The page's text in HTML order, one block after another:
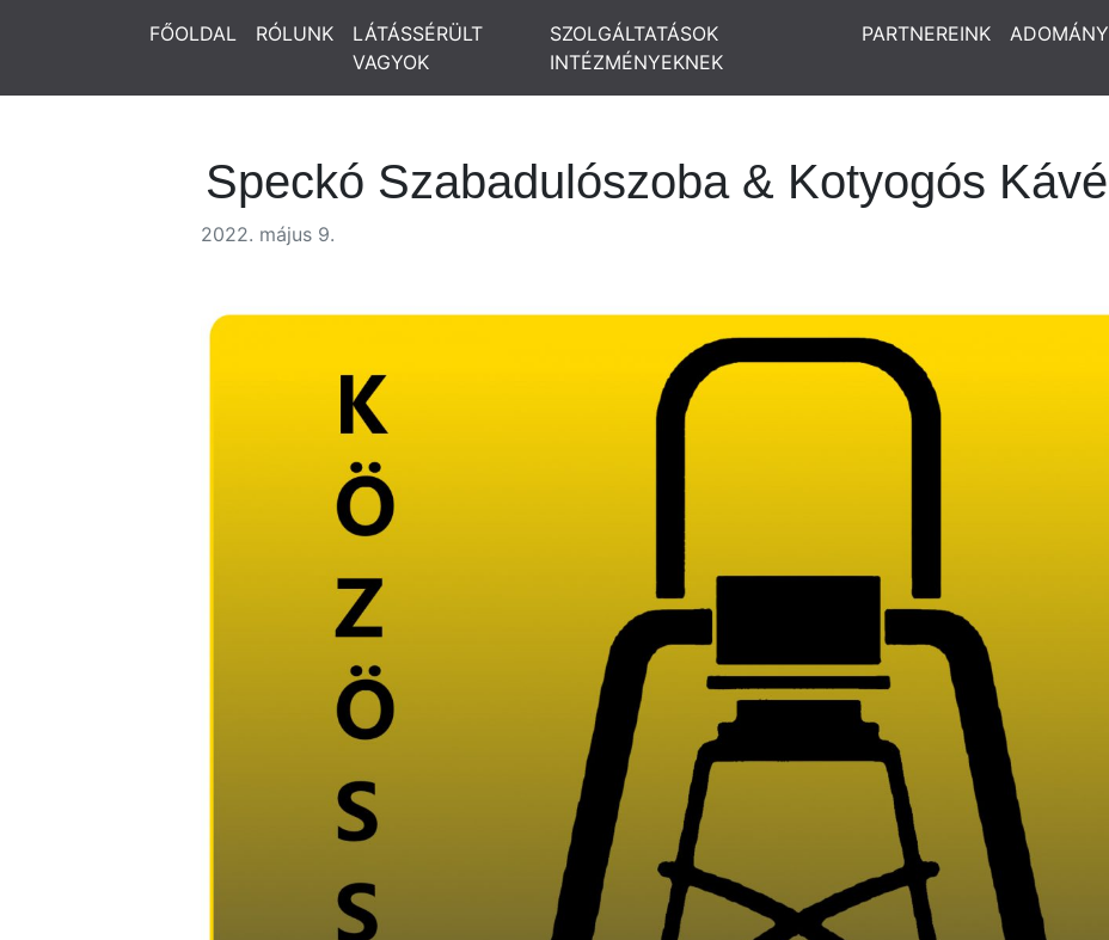
FŐOLDAL RÓLUNK
LÁTÁSSÉRÜLT
VAGYOK
SZOLGÁLTATÁSOK
INTÉZMÉNYEKNEK
PARTNEREINK ADOMÁNY
Speckó Szabadulószoba & Kotyogós Kávé
2022. május 9.